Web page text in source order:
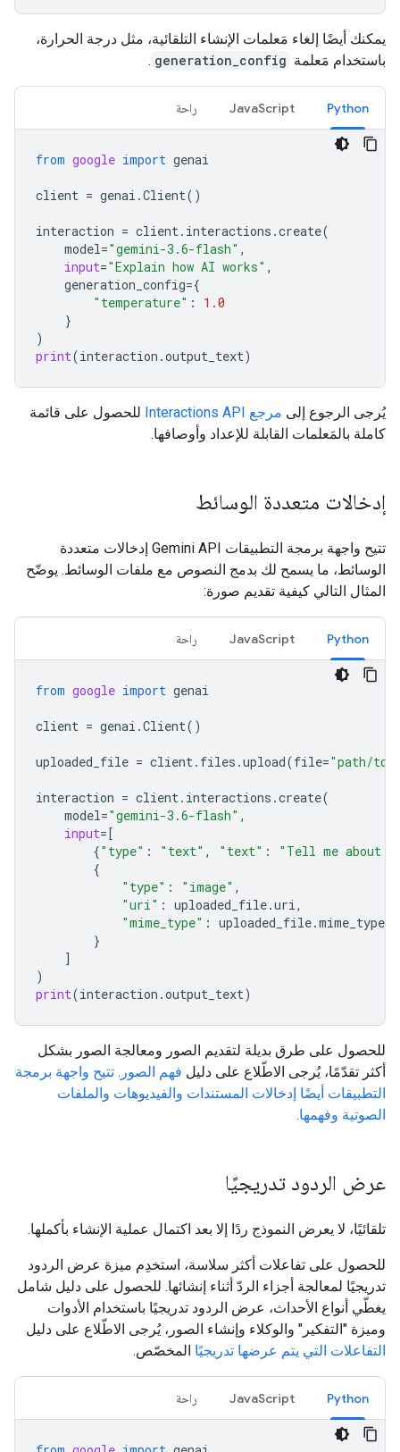
يمكنك أيضًا إلغاء مَعلمات الإنشاء التلقائية، مثل درجة الحرارة،
باستخدام مَعلمة generation_config
.
Python
JavaScript راحة
from google import genai
client = genai .Client()
interaction = client. interactions .create(
model="gemini-3.6-flash" ,
input="Explain how AI works" ,
generation_config={
"temperature" :
1.0
}
)
print(interaction .output_text)
يُرجى الرجوع إلى مرجع Interactions API
للحصول على قائمة
كاملة بالمَعلمات القابلة للإعداد وأوصافها.
إدخالات متعددة الوسائط
تتيح واجهة برمجة التطبيقات Gemini API إدخالات متعددة
الوسائط، ما يسمح لك بدمج النصوص مع ملفات الوسائط. يوضّح
المثال التالي كيفية تقديم صورة:
Python
JavaScript راحة
from google import genai
client = genai .Client()
uploaded_file = client. files .upload(file="path/to/
interaction = client. interactions .create(
model="gemini-3.6-flash" ,
input=[
{"type" : "text" , "text" :
"Tell me about
{
"type" : "image" ,
"uri" : uploaded_file.uri,
"mime_type" : uploaded_file.mime_type
}
]
)
print(interaction .output_text)
للحصول على طرق بديلة لتقديم الصور ومعالجة الصور بشكل
أكثر تقدّمًا، يُرجى الاطّلاع على دليل فهم الصور . تتيح واجهة برمجة
التطبيقات أيضًا إدخالات المستندات والفيديوهات والملفات
الصوتية وفهمها.
عرض الردود تدريجيًا
تلقائيًا، لا يعرض النموذج ردًا إلا بعد اكتمال عملية الإنشاء بأكملها.
للحصول على تفاعلات أكثر سلاسة، استخدِم ميزة عرض الردود
تدريجيًا لمعالجة أجزاء الردّ أثناء إنشائها. للحصول على دليل شامل
يغطّي أنواع الأحداث، عرض الردود تدريجيًا باستخدام الأدوات
وميزة "التفكير" والوكلاء وإنشاء الصور، يُرجى الاطّلاع على دليل
التفاعلات التي يتم عرضها تدريجيًا المخصّص.
Python
JavaScript راحة